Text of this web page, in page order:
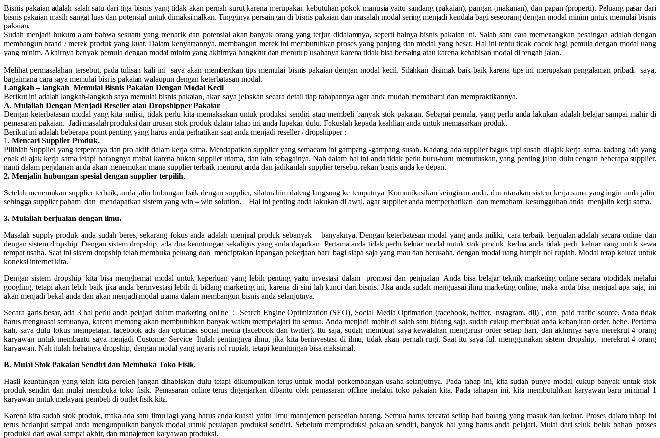
Bisnis pakaian adalah salah satu dari tiga bisnis yang tidak akan pernah surut karena merupakan kebutuhan pokok manusia yaitu sandang (pakaian), pangan (makanan), dan papan (properti). Peluang pasar dari
bisnis pakaian masih sangat luas dan potensial untuk dimaksimalkan. Tingginya persaingan di bisnis pakaian dan masalah modal sering menjadi kendala bagi seseorang dengan modal minim untuk memulai bisnis
pakaian.
Sudah menjadi hukum alam bahwa sesuatu yang menarik dan potensial akan banyak orang yang terjun didalamnya, seperti halnya bisnis pakaian ini. Salah satu cara memenangkan pesaingan adalah dengan
membangun brand / merek produk yang kuat. Dalam kenyataannya, membangun merek ini membutuhkan proses yang panjang dan modal yang besar. Hal ini tentu tidak cocok bagi pemula dengan modal uang
yang minim. Akhirnya banyak pemula dengan modal minim yang akhirnya bangkrut dan menutup usahanya karena tidak bisa bersaing atau karena kehabisan modal di tengah jalan.
Melihat permasalahan tersebut, pada tulisan kali ini saya akan memberikan tips memulai bisnis pakaian dengan modal kecil. Silahkan disimak baik-baik karena tips ini merupakan pengalaman pribadi saya,
bagaimana cara saya memulai bisnis pakaian walaupun dengan keterbatasan modal.
Langkah – langkah Memulai Bisnis Pakaian Dengan Modal Kecil
Berikut ini adalah langkah-langkah saya memulai bisnis pakaian, akan saya jelaskan secara detail tiap tahapannya agar anda mudah memahami dan mempraktikannya.
A. Mulailah Dengan Menjadi Reseller atau Dropshipper Pakaian
Dengan keterbatasan modal yang kita miliki, tidak perlu kita memaksakan untuk produksi sendiri atau membeli banyak stok pakaian. Sebagai pemula, yang perlu anda lakukan adalah belajar sampai mahir di
pemasaran pakaian. Jadi masalah produksi dan urusan stok produk dalam tahap ini anda lupakan dulu. Fokuslah kepada keahlian anda untuk memasarkan produk.
Berikut ini adalah beberapa point penting yang harus anda perhatikan saat anda menjadi reseller / dropshipper :
1. Mencari Supplier Produk.
Pilihlah Supplier yang terpercaya dan pro aktif dalam kerja sama. Mendapatkan supplier yang semacam ini gampang -gampang susah. Kadang ada supplier bagus tapi susah di ajak kerja sama. kadang ada yang
enak di ajak kerja sama tetapi barangnya mahal karena bukan supplier utama, dan lain sebagainya. Nah dalam hal ini anda tidak perlu buru-buru memutuskan, yang penting jalan dulu dengan beberapa supplier.
nanti dalam perjalanan anda akan menemukan mana supplier terbaik menurut anda dan jadikanlah supplier tersebut rekan bisnis anda ke depan.
2. Menjalin hubungan spesial dengan supplier terpilih.
Setelah menemukan supplier terbaik, anda jalin hubungan baik dengan supplier, silaturahim dateng langsung ke tempatnya. Komunikasikan keinginan anda, dan utarakan sistem kerja sama yang ingin anda jalin
sehingga supplier paham dan mendapatkan sistem yang win – win solution. Hal ini penting anda lakukan di awal, agar supplier anda memperhatikan dan memahami kesungguhan anda menjalin kerja sama.
3. Mulailah berjualan dengan ilmu.
Masalah supply produk anda sudah beres, sekarang fokus anda adalah menjual produk sebanyak – banyaknya. Dengan keterbatasan modal yang anda miliki, cara terbaik berjualan adalah secara online dan
dengan sistem dropship. Dengan sistem dropship, ada dua keuntungan sekaligus yang anda dapatkan. Pertama anda tidak perlu keluar modal untuk stok produk, kedua anda tidak perlu keluar uang untuk sewa
tempat usaha. Saat ini sistem dropship telah membuka peluang dan menciptakan lapangan pekerjaan baru bagi siapa saja yang mau dan berusaha, dengan modal uang hampir nol rupiah. Modal tetap keluar untuk
koneksi internet kita.
Dengan sistem dropship, kita bisa menghemat modal untuk keperluan yang lebih penting yaitu investasi dalam promosi dan penjualan. Anda bisa belajar teknik marketing online secara otodidak melalui
googling, tetapi akan lebih baik jika anda berinvestasi lebih di bidang marketing ini, karena di sini lah kunci dari bisnis. Jika anda sudah menguasai ilmu marketing online, maka anda bisa menjual apa saja, ini
akan menjadi bekal anda dan akan menjadi modal utama dalam membangun bisnis anda selanjutnya.
Secara garis besar, ada 3 hal perlu anda pelajari dalam marketing online : Search Engine Optimization (SEO), Social Media Optimation (facebook, twitter, Instagram, dll) , dan paid traffic source. Anda tidak
harus menguasai semuanya, karena memang akan membutuhkan banyak waktu mempelajari itu semua. Anda menjadi mahir di salah satu bidang saja, sudah cukup membuat anda kebanjiran order. hehe. Pertama
kali, saya dulu fokus mempelajari facebook ads dan optimasi social media (facebook dan twitter). Itu saja, sudah membuat saya kewalahan mengurusi order setiap hari, dan akhirnya saya merekrut 4 orang
karyawan untuk membantu saya menjadi Customer Service. Itulah pentingnya ilmu, jika kita berinvestasi di ilmu, tidak akan pernah rugi. Saat itu saya full menggunakan sistem dropship, merekrut 4 orang
karyawan. Nah itulah hebatnya dropship, dengan modal yang nyaris nol rupiah, tetapi keuntungan bisa maksimal.
B. Mulai Stok Pakaian Sendiri dan Membuka Toko Fisik.
Hasil keuntungan yang telah kita peroleh jangan dihabiskan dulu tetapi dikumpulkan terus untuk modal perkembangan usaha selanjutnya. Pada tahap ini, kita sudah punya modal cukup banyak untuk stok
produk sendiri dan mulai membuka toko fisik. Pemasaran online terus digenjarkan dibantu oleh pemasaran offline melalui toko pakaian kita. Pada tahapan ini, kita membutuhkan karyawan baru minimal 1
karyawan untuk melayani pembeli di outlet fisik kita.
Karena kita sudah stok produk, maka ada satu ilmu lagi yang harus anda kuasai yaitu ilmu manajemen persedian barang. Semua harus tercatat setiap hari barang yang masuk dan keluar. Proses dalam tahap ini
terus berlanjut sampai anda mengunpulkan banyak modal untuk persiapan produksi sendiri. Sebelum memproduksi pakaian sendiri, banyak hal yang harus anda pelajari. Mulai dari seluk beluk bahan, proses
produksi dari awal sampai akhir, dan manajemen karyawan produksi.